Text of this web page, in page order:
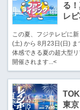
る
レ
この夏、フジテレビに
(土) から 8月23日(日)
体感できる夏の超大型
開催されます...<
東